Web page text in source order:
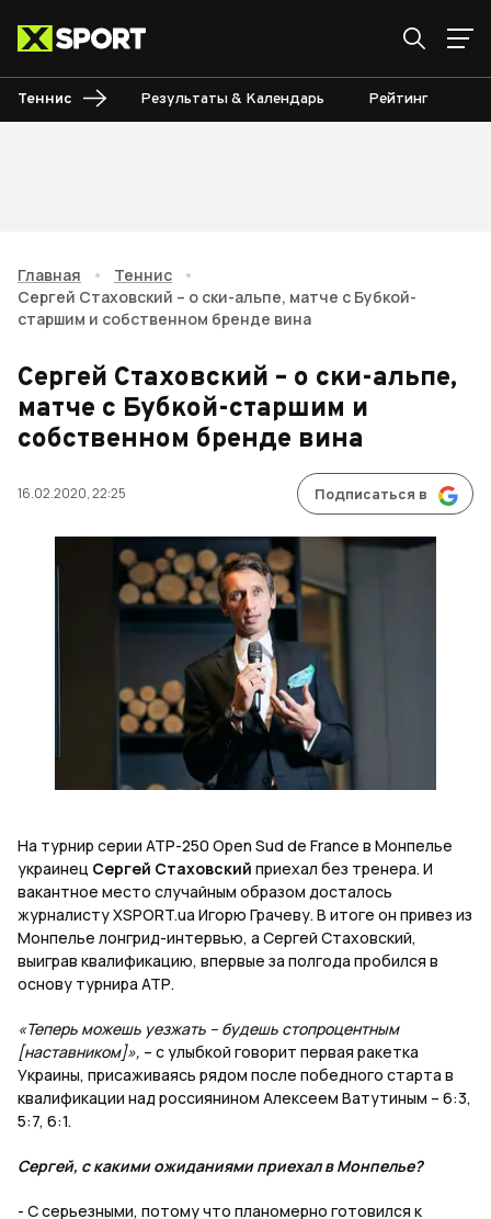
Теннис Результаты & Календарь Рейтинг
Главная • Теннис
•
Сергей Стаховский – о ски-альпе, матче с Бубкой-
старшим и собственном бренде вина
Сергей Стаховский – о ски-альпе,
матче с Бубкой-старшим и
собственном бренде вина
16.02.2020, 22:25 Подписаться в
На турнир серии АТР-250 Open Sud de France в Монпелье
украинец Сергей Стаховский приехал без тренера. И
вакантное место случайным образом досталось
журналисту XSPORT.ua Игорю Грачеву. В итоге он привез из
Монпелье лонгрид-интервью, а Сергей Стаховский,
выиграв квалификацию, впервые за полгода пробился в
основу турнира АТР.
«Теперь можешь уезжать – будешь стопроцентным
[наставником]», – с улыбкой говорит первая ракетка
Украины, присаживаясь рядом после победного старта в
квалификации над россиянином Алексеем Ватутиным – 6:3,
5:7, 6:1.
Сергей, с какими ожиданиями приехал в Монпелье?
- С серьезными, потому что планомерно готовился к